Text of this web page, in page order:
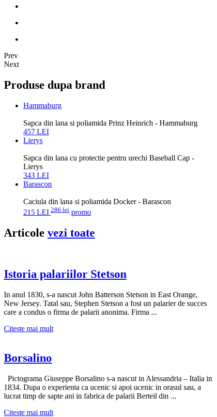
Prev
Next
Produse dupa brand
Hammaburg
Sapca din lana si poliamida Prinz Heinrich - Hammaburg
457 LEI
Lierys
Sapca din lana cu protectie pentru urechi Baseball Cap -
Lierys
343 LEI
Barascon
Caciula din lana si poliamida Docker - Barascon
215 LEI 286 lei promo
Articole vezi toate
Istoria palariilor Stetson
In anul 1830, s-a nascut John Batterson Stetson in East Orange,
New Jersey. Tatal sau, Stephen Stetson a fost un palarier de succes
care a condus o firma de palarii anonima. Firma ...
Citeste mai mult
Borsalino
Pictograma Giuseppe Borsalino s-a nascut in Alessandria – Italia in
1834. Dupa o experienta ca ucenic si apoi ucenic in orasul sau, a
lucrat timp de sapte ani in fabrica de palarii Berteil din ...
Citeste mai mult